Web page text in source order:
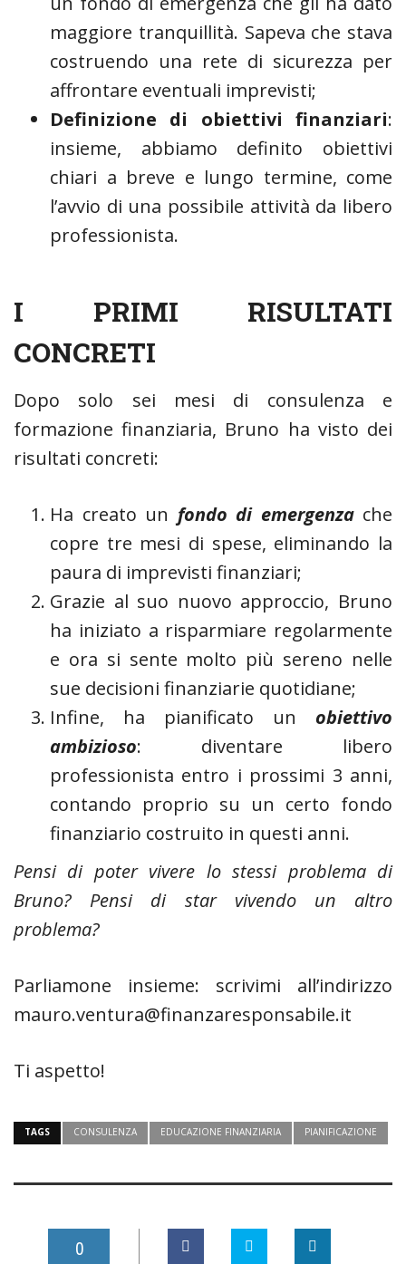
maggiore tranquillità. Sapeva che stava
costruendo una rete di sicurezza per
affrontare eventuali imprevisti;
Definizione di obiettivi finanziari:
insieme, abbiamo definito obiettivi
chiari a breve e lungo termine, come
l’avvio di una possibile attività da libero
professionista.
I PRIMI RISULTATI
CONCRETI
Dopo solo sei mesi di consulenza e
formazione finanziaria, Bruno ha visto dei
risultati concreti:
Ha creato un fondo di emergenzache
copre tre mesi di spese, eliminando la
paura di imprevisti finanziari;
Grazie al suo nuovo approccio, Bruno
ha iniziato a risparmiare regolarmente
e ora si sente molto più sereno nelle
sue decisioni finanziarie quotidiane;
Infine, ha pianificato un obiettivo
ambizioso: diventare libero
professionista entro i prossimi 3 anni,
contando proprio su un certo fondo
finanziario costruito in questi anni.
Pensi di poter vivere lo stessi problema di
Bruno? Pensi di star vivendo un altro
problema?
Parliamone insieme: scrivimi all’indirizzo
mauro.ventura@finanzaresponsabile.it
Ti aspetto!
TAGS CONSULENZA EDUCAZIONE FINANZIARIA PIANIFICAZIONE
0